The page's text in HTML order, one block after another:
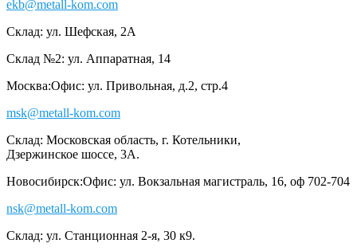
ekb@metall-kom.com
Склад: ул. Шефская, 2А
Склад №2: ул. Аппаратная, 14
Москва:Офис: ул. Привольная, д.2, стр.4
msk@metall-kom.com
Склад: Московская область, г. Котельники,
Дзержинское шоссе, 3А.
Новосибирск:Офис: ул. Вокзальная магистраль, 16, оф 702-704
nsk@metall-kom.com
Склад: ул. Станционная 2-я, 30 к9.